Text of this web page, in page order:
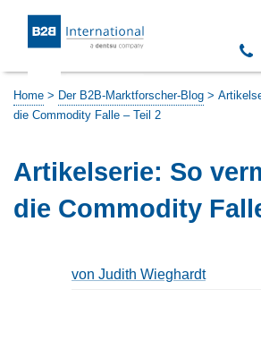
Home > Der B2B-Marktforscher-Blog >
die Commodity Falle – Teil 2
Artikelserie: So
die Commodity
von Judith Wieghardt